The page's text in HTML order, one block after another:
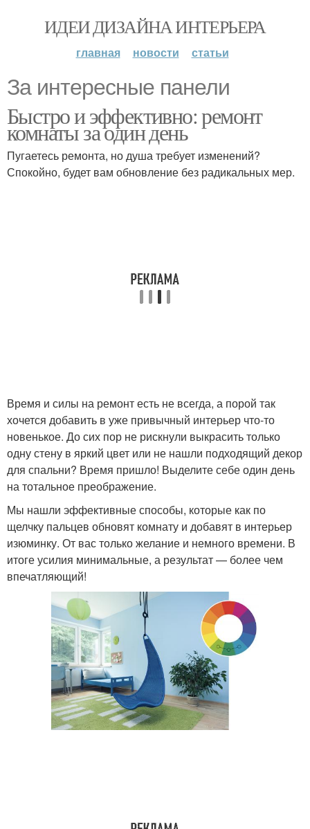
ИДЕИ ДИЗАЙНА ИНТЕРЬЕРА
главная новости статьи
За интересные панели
Быстро и эффективно: ремонт
комнаты за один день
Пугаетесь ремонта, но душа требует изменений?
Спокойно, будет вам обновление без радикальных мер.
Время и силы на ремонт есть не всегда, а порой так
хочется добавить в уже привычный интерьер что-то
новенькое. До сих пор не рискнули выкрасить только
одну стену в яркий цвет или не нашли подходящий декор
для спальни? Время пришло! Выделите себе один день
на тотальное преображение.
Мы нашли эффективные способы, которые как по
щелчку пальцев обновят комнату и добавят в интерьер
изюминку. От вас только желание и немного времени. В
итоге усилия минимальные, а результат — более чем
впечатляющий!